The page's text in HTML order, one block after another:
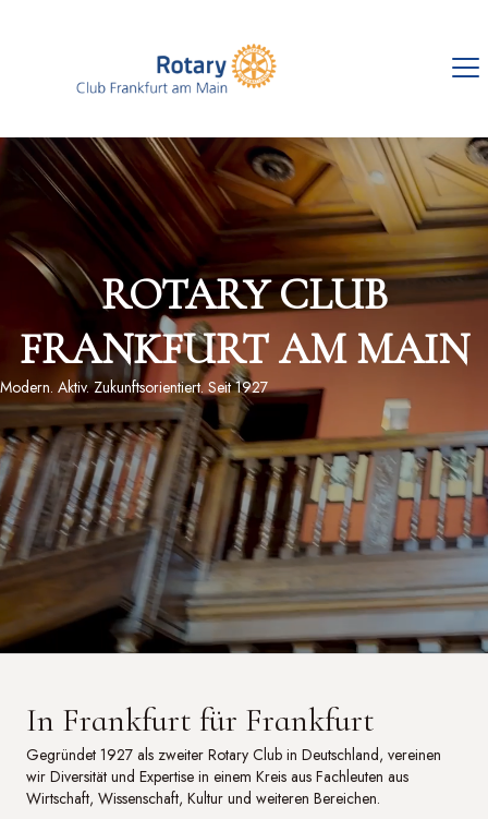
ROTARY CLUB
FRANKFURT AM MAIN
Modern. Aktiv. Zukunftsorientiert. Seit 1927
In Frankfurt für Frankfurt
Gegründet 1927 als zweiter Rotary Club in Deutschland, vereinen
wir Diversität und Expertise in einem Kreis aus Fachleuten aus
Wirtschaft, Wissenschaft, Kultur und weiteren Bereichen.